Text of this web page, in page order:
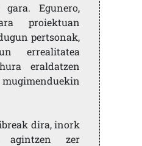
Egunero,
proiektuan
pertsonak,
errealitatea
eraldatzen
dira, inork
agintzen zer